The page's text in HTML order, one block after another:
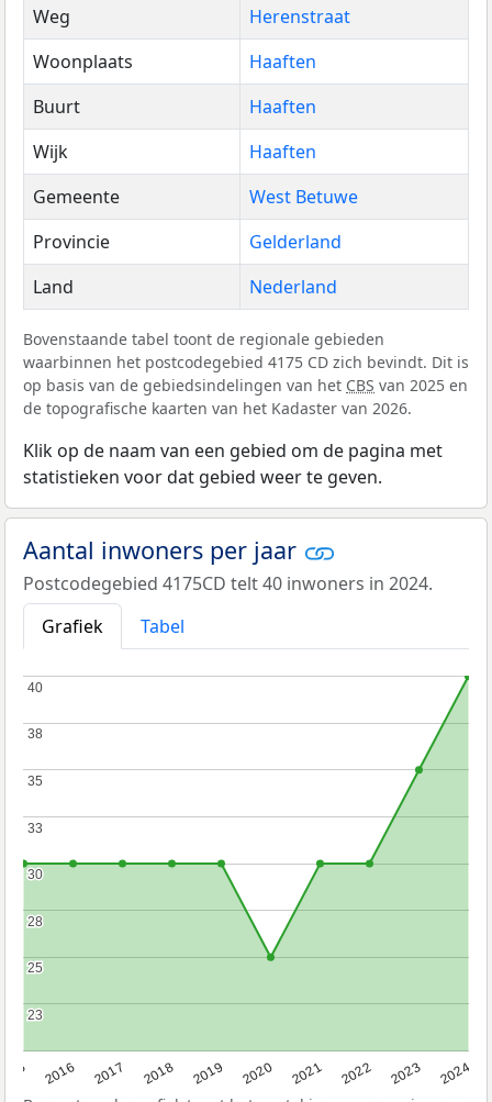
Weg
Herenstraat
Woonplaats
Haaften
Buurt
Haaften
Wijk
Haaften
Gemeente
West Betuwe
Provincie
Gelderland
Land
Nederland
Bovenstaande tabel toont de regionale gebieden
waarbinnen het postcodegebied 4175 CD zich bevindt. Dit is
op basis van de gebiedsindelingen van het CBS van 2025 en
de topografische kaarten van het Kadaster van 2026.
Klik op de naam van een gebied om de pagina met
statistieken voor dat gebied weer te geven.
Aantal inwoners per jaar
Postcodegebied 4175CD telt 40 inwoners in 2024.
Grafiek
Tabel
2016 2017 2018 2019 2020 2021 2022 2023 2024
23
23
25
25
28
28
30
30
33
33
35
35
38
38
40
40